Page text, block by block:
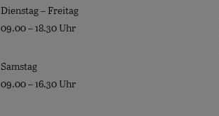
Dienstag – Freitag
09.00 – 18.30 Uhr
Samstag
09.00 – 16.30 Uhr